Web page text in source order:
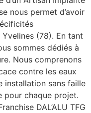
nous permet d’avoir
(78). En tant
sommes dédiés à
Nous comprenons
contre les eaux
installation sans faille
pour chaque projet.
DAL’ALU TFG